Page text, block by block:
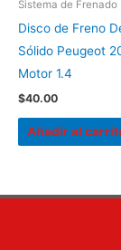
Sistema de Frenado
Disco de Freno
Sólido Peugeot
Motor 1.4
$40.00
Añadir al